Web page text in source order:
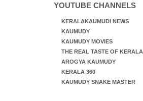
YOUTUBE CHANNELS
KERALAKAUMUDI NEWS
KAUMUDY
KAUMUDY MOVIES
THE REAL TASTE OF KERALA
AROGYA KAUMUDY
KERALA 360
KAUMUDY SNAKE MASTER